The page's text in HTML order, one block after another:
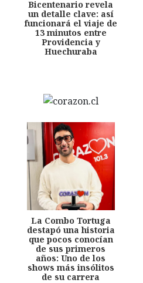
Bicentenario revela
un detalle clave: así
funcionará el viaje de
13 minutos entre
Providencia y
Huechuraba
La Combo Tortuga
destapó una historia
que pocos conocían
de sus primeros
años: Uno de los
shows más insólitos
de su carrera